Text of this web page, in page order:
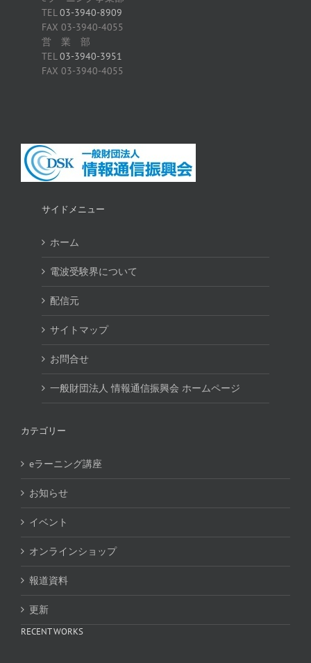
TEL03-3940-8909
FAX 03-3940-4055
営 業 部
TEL03-3940-3951
FAX 03-3940-4055
サイドメニュー
ホーム
電波受験界について
配信元
サイトマップ
お問合せ
一般財団法人 情報通信振興会 ホームページ
カテゴリー
eラーニング講座
お知らせ
イベント
オンラインショップ
報道資料
更新
RECENT WORKS